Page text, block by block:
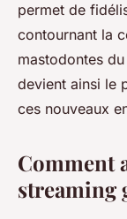
permet de
contournant la
mastodontes
devient ainsi le
ces nouveaux
Comment
streaming